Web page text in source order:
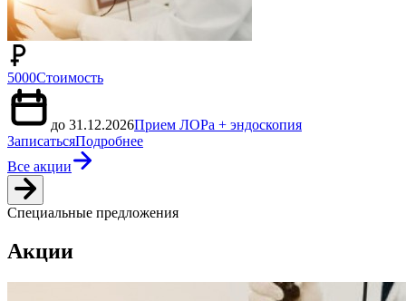
5000Стоимость
до 31.12.2026Прием ЛОРа + эндоскопия
ЗаписатьсяПодробнее
Все акции
Специальные предложения
Акции